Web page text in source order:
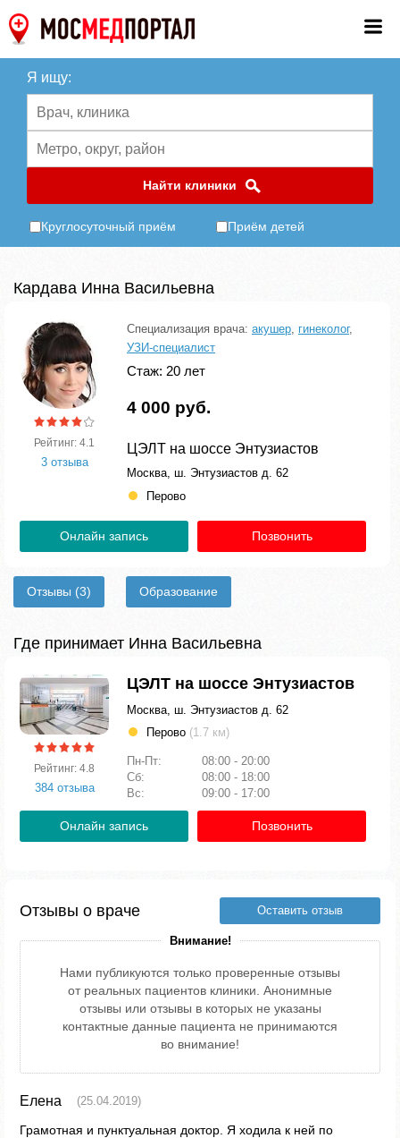
Я ищу:
Найти клиники
Круглосуточный приём Приём детей
Кардава Инна Васильевна
Рейтинг: 4.1
3 отзыва
Специализация врача: акушер, гинеколог,
УЗИ-специалист
Стаж: 20 лет
4 000 руб.
ЦЭЛТ на шоссе Энтузиастов
Москва, ш. Энтузиастов д. 62
Перово
Онлайн запись Позвонить
Отзывы (3) Образование
Где принимает Инна Васильевна
Рейтинг: 4.8
384 отзыва
ЦЭЛТ на шоссе Энтузиастов
Москва, ш. Энтузиастов д. 62
Перово (1.7 км)
Пн-Пт:
08:00 - 20:00
Сб:
08:00 - 18:00
Вс:
09:00 - 17:00
Онлайн запись Позвонить
Отзывы о враче Оставить отзыв
Внимание!
Нами публикуются только проверенные отзывы
от реальных пациентов клиники. Анонимные
отзывы или отзывы в которых не указаны
контактные данные пациента не принимаются
во внимание!
Елена (25.04.2019)
Грамотная и пунктуальная доктор. Я ходила к ней по